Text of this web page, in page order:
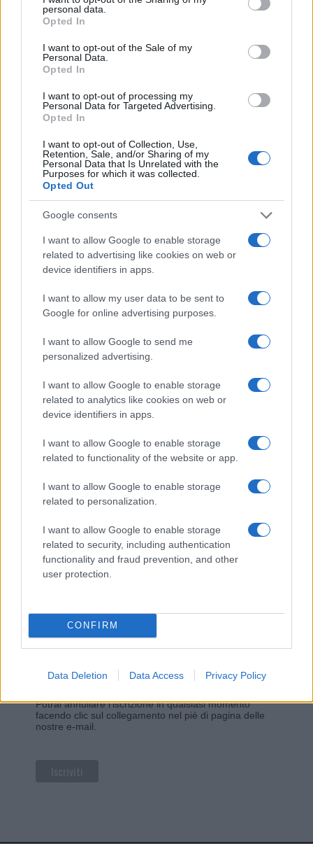
grant or deny consent to Google and its third-party tags to
use your data for below specified purposes in below Google
consent section.
personal data.
Opted In
I want to opt-out of the Sale of my
Personal Data.
Opted In
I want to opt-out of processing my
Personal Data for Targeted Advertising.
Opted In
I want to opt-out of Collection, Use,
Retention, Sale, and/or Sharing of my
Personal Data that Is Unrelated with the
Purposes for which it was collected.
Opted Out
Google consents
I want to allow Google to enable storage
related to advertising like cookies on web or
device identifiers in apps.
I want to allow my user data to be sent to
Google for online advertising purposes.
I want to allow Google to send me
personalized advertising.
I want to allow Google to enable storage
related to analytics like cookies on web or
device identifiers in apps.
I want to allow Google to enable storage
related to functionality of the website or app.
I want to allow Google to enable storage
related to personalization.
I want to allow Google to enable storage
related to security, including authentication
functionality and fraud prevention, and other
user protection.
CONFIRM
Data Deletion Data Access Privacy Policy
Martina Agostina Diturco
I nostri cari
I nostri cari
Invia un Comunicato Stampa|Pubblicità
Vuoi rimanere sempre aggiornato?
Iscriviti alla newsletter di Gallura Oggi e ricevi le nostre
email periodiche contenenti le ultime notizie pubblicate
sul sito web!
*campo obbligatorio
Indirizzo email*
Utilizziamo Mailchimp come piattaforma di
tue informazioni siano trasferite a Mailchimp per
l'elaborazione.Leggi qui l'informativa sulla privacy
Potrai annullare l'iscrizione in qualsiasi momento
facendo clic sul collegamento nel piè di pagina delle
nostre e-mail.